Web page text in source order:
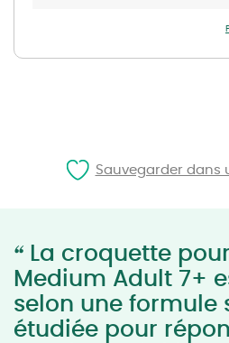
“ La croquette
Medium Adult 7+
selon une formule
étudiée pour
Sauvegarder dans